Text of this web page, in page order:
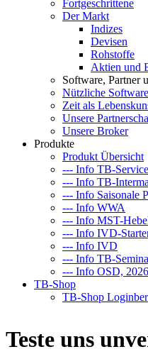
Fortgeschrittene
Der Markt
Indizes
Devisen
Rohstoffe
Aktien und
Software, Partner
Nützliche Software
Zeit als
Unsere
Unsere Broker
Produkte
Produkt Übersicht
--- Info TB-Service
--- Info TB-
--- Info Saisonale
--- Info WWA
--- Info MST-
--- Info IVD-
--- Info IVD
--- Info TB-
--- Info OSD,
TB-Shop
TB-Shop
Teste uns